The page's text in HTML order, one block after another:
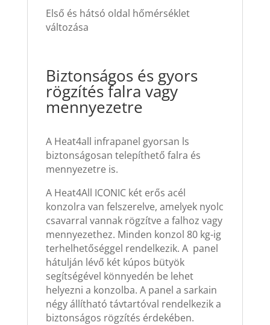
Első és hátsó oldal hőmérséklet
változása
Biztonságos és gyors
rögzítés falra vagy
mennyezetre
A Heat4all infrapanel gyorsan ls
biztonságosan telepíthető falra és
mennyezetre is.
A Heat4All ICONICkét erős acél
konzolra van felszerelve, amelyek nyolc
csavarral vannak rögzítve a falhoz vagy
mennyezethez. Minden konzol 80 kg-ig
terhelhetőséggel rendelkezik. A panel
hátulján lévő két kúpos bütyök
segítségével könnyedén be lehet
helyezni a konzolba. A panel a sarkain
négy állítható távtartóval rendelkezik a
biztonságos rögzítés érdekében.